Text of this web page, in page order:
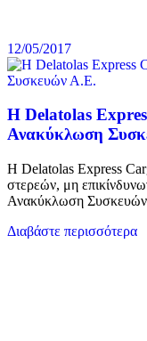
12/05/2017
H Delatolas
Ανακύκλωση
H Delatolas Express
στερεών, μη
Ανακύκλωση
Διαβάστε περισσότερα